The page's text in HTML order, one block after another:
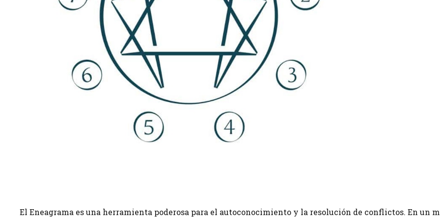
El Eneagrama es una herramienta poderosa para el autoconocimiento y la resolución de conflictos. En un